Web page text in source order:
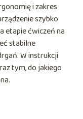
i zakres
szybko
etapie ćwiczeń na
stabilne
W instrukcji
tym, do jakiego